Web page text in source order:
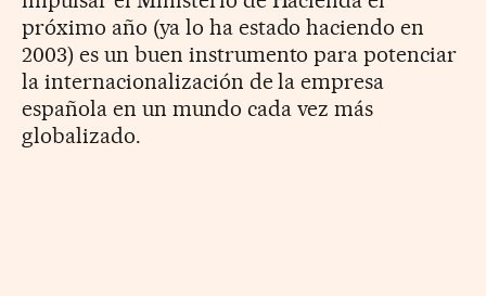
próximo año (ya lo ha estado haciendo en
2003) es un buen instrumento para potenciar
la internacionalización de la empresa
española en un mundo cada vez más
globalizado.